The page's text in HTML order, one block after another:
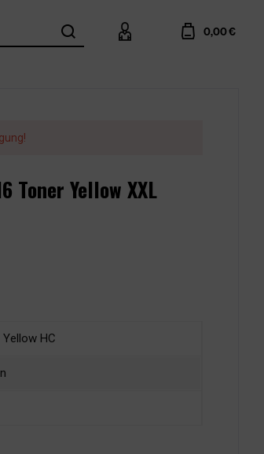
search account cart 0,00 €
Toner Yellow XXL
HC